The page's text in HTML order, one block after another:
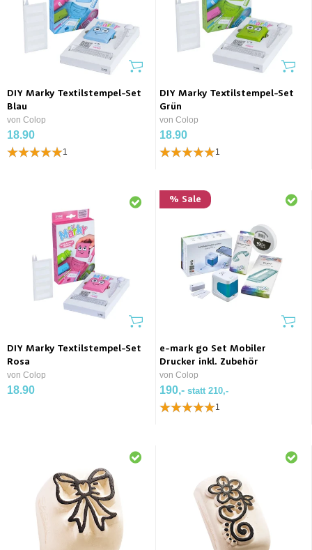
DIY Marky Textilstempel-Set
Blau
von Colop
18.90
1
DIY Marky Textilstempel-Set
Grün
von Colop
18.90
1
DIY Marky Textilstempel-Set
Rosa
von Colop
18.90
% Sale
e-mark go Set Mobiler
Drucker inkl. Zubehör
von Colop
190,- statt 210,-
1